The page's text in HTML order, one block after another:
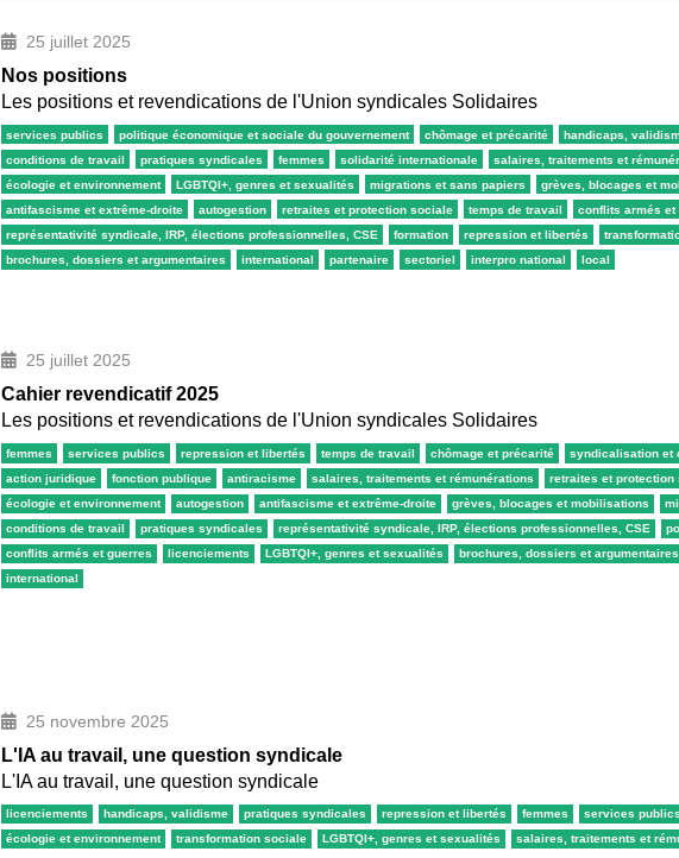
25 juillet 2025
Nos positions
Les positions et revendications de l'Union syndicales Solidaires
services publics politique économique et sociale du gouvernement chômage et précarité handicaps,
conditions de travail
pratiques syndicales femmes solidarité internationale salaires, traitements et
écologie et environnement
LGBTQI+, genres et sexualités migrations et sans papiers grèves, blocages et
antifascisme et extrême-droite
autogestion retraites et protection sociale temps de travail
conflits armés et
représentativité syndicale, IRP, élections professionnelles, CSE
formation repression et libertés
brochures, dossiers et argumentaires
international partenaire sectoriel interpro national local
25 juillet 2025
Cahier revendicatif 2025
Les positions et revendications de l'Union syndicales Solidaires
femmes services publics repression et libertés temps de travail chômage et précarité syndicalisation et
action juridique
fonction publique antiracisme salaires, traitements et rémunérations retraites et protection
écologie et environnement
autogestion antifascisme et extrême-droite grèves, blocages et mobilisations
conditions de travail
pratiques syndicales représentativité syndicale, IRP, élections professionnelles, CSE
conflits armés et guerres
licenciements LGBTQI+, genres et sexualités brochures, dossiers et argumentaires
international
25 novembre 2025
L'IA au travail, une question syndicale
L'IA au travail, une question syndicale
licenciements handicaps, validisme pratiques syndicales repression et libertés femmes services publics
écologie et environnement
transformation sociale LGBTQI+, genres et sexualités salaires, traitements et